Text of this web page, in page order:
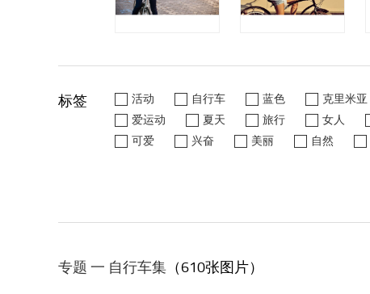
标签 活动 自行车 蓝色 克里米亚
爱运动
夏天 旅行 女人
可爱
兴奋 美丽 自然
专题 一 自行车集 （610张图片）